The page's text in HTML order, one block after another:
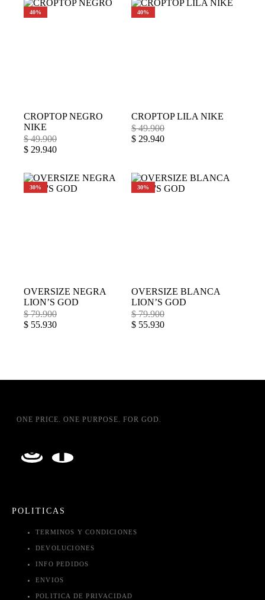
40%
CROPTOP NEGRO
NIKE
$49.900
$ 29.940
40%
CROPTOP LILA NIKE
$49.900
$ 29.940
30%
OVERSIZE NEGRA
LION’S GOD
$79.900
$ 55.930
30%
OVERSIZE BLANCA
LION’S GOD
$79.900
$ 55.930
ONE PRICE. ONE PURPOSE. FOR GOD.
POLITICAS
TERMINOS Y CONDICIONES
DEVOLUCIONES
INFO PEDIDOS
ENVIOS
POLITICA DE PRIVACIDAD